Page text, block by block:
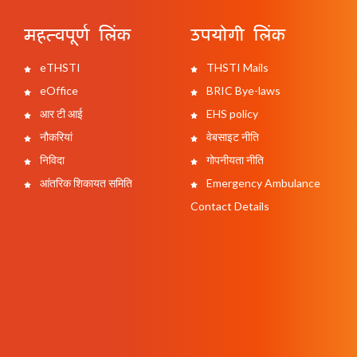
महत्वपूर्ण लिंक
eTHSTI
eOffice
आर टी आई
नौकरियां
निविदा
आंतरिक शिकायत समिति
उपयोगी लिंक
THSTI Mails
BRIC Bye-laws
EHS policy
वेबसाइट नीति
गोपनीयता नीति
Emergency Ambulance
Contact Details